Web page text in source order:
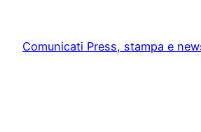
content
Comunicati Press, stampa e